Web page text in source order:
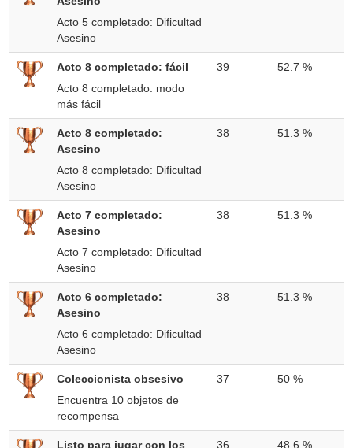
Acto 5 completado: Dificultad
Asesino
Acto 8 completado: fácil
Acto 8 completado: modo
más fácil
39 52.7 %
Acto 8 completado:
Asesino
Acto 8 completado: Dificultad
Asesino
38 51.3 %
Acto 7 completado:
Asesino
Acto 7 completado: Dificultad
Asesino
38 51.3 %
Acto 6 completado:
Asesino
Acto 6 completado: Dificultad
Asesino
38 51.3 %
Coleccionista obsesivo
Encuentra 10 objetos de
recompensa
37 50 %
Listo para jugar con los
36 48.6 %